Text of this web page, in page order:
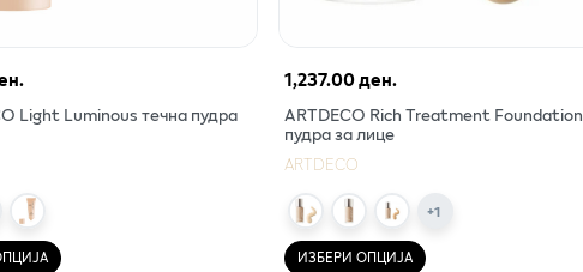
Light Luminous течна пудра
1,237.00 ден.
ARTDECO Rich Treatment Foundation
пудра за лице
ARTDECO
+1
ИЗБЕРИ ОПЦИЈА